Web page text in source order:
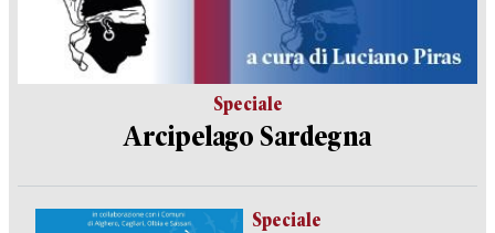
Speciale
Arcipelago Sardegna
Speciale